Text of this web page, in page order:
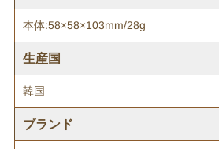
本体:58×58×103mm/28g
生産国
韓国
ブランド